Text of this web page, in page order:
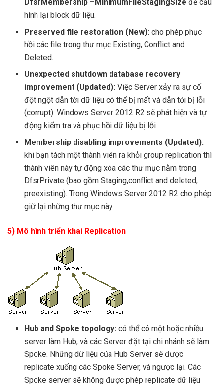
DfsrMembership –MinimumFileStagingSizeđể cấu
hình lại block dữ liệu.
Preserved file restoration (New):cho phép phục
hồi các file trong thư mục Existing, Conflict and
Deleted.
Unexpected shutdown database recovery
improvement (Updated):Việc Server xảy ra sự cố
đột ngột dẫn tới dữ liệu có thể bị mất và dẫn tới bị lỗi
(corrupt). Windows Server 2012 R2 sẽ phát hiện và tự
động kiểm tra và phục hồi dữ liệu bị lỗi
Membership disabling improvements (Updated):
khi bạn tách một thành viên ra khỏi group replication thì
thành viên này tự động xóa các thư mục nằm trong
DfsrPrivate (bao gồm Staging,conflict and deleted,
preexisting). Trong Windows Server 2012 R2 cho phép
giữ lại những thư mục này
5) Mô hình triển khai Replication
Hub and Spoke topology:có thể có một hoặc nhiều
server làm Hub, và các Server đặt tại chi nhánh sẽ làm
Spoke. Những dữ liệu của Hub Server sẽ được
replicate xuống các Spoke Server, và ngược lại. Các
Spoke server sẽ không được phép replicate dữ liệu